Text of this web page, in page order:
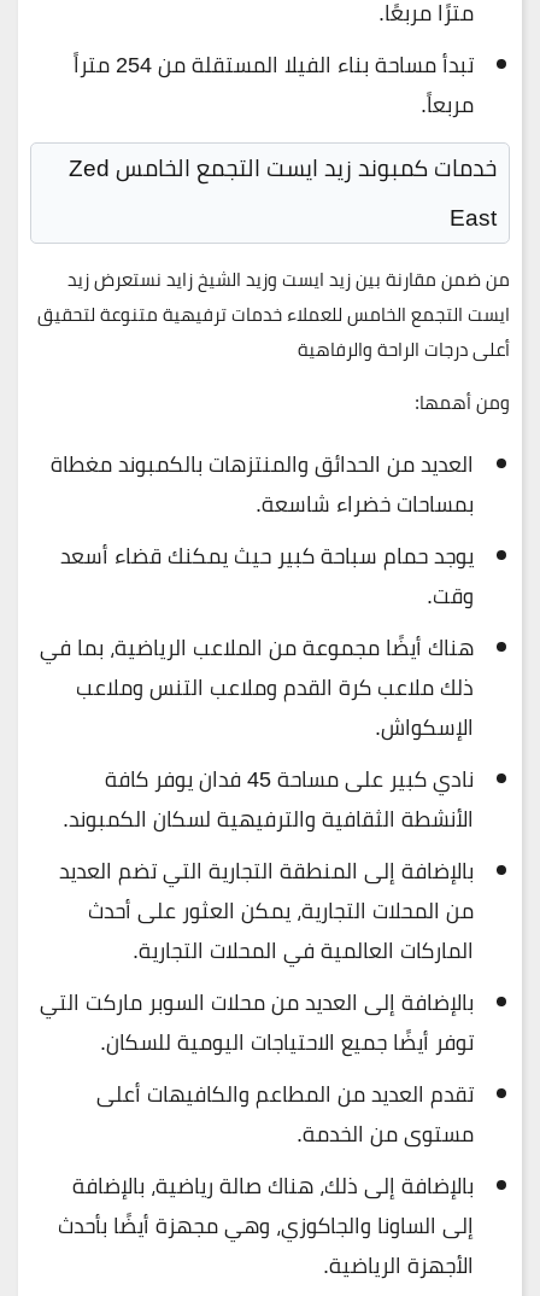
مترًا مربعًا.
تبدأ مساحة بناء الفيلا المستقلة من 254 متراً
مربعاً.
خدمات كمبوند زيد ايست التجمع الخامس Zed
East
من ضمن مقارنة بين زيد ايست وزيد الشيخ زايد نستعرضزيد
ايست التجمع الخامس للعملاء خدمات ترفيهية متنوعة لتحقيق
أعلى درجات الراحة والرفاهية
ومن أهمها:
العديد من الحدائق والمنتزهات بالكمبوند مغطاة
بمساحات خضراء شاسعة.
يوجد حمام سباحة كبير حيث يمكنك قضاء أسعد
وقت.
هناك أيضًا مجموعة من الملاعب الرياضية، بما في
ذلك ملاعب كرة القدم وملاعب التنس وملاعب
الإسكواش.
نادي كبير على مساحة 45 فدان يوفر كافة
الأنشطة الثقافية والترفيهية لسكان الكمبوند.
بالإضافة إلى المنطقة التجارية التي تضم العديد
من المحلات التجارية، يمكن العثور على أحدث
الماركات العالمية في المحلات التجارية.
بالإضافة إلى العديد من محلات السوبر ماركت التي
توفر أيضًا جميع الاحتياجات اليومية للسكان.
تقدم العديد من المطاعم والكافيهات أعلى
مستوى من الخدمة.
بالإضافة إلى ذلك، هناك صالة رياضية، بالإضافة
إلى الساونا والجاكوزي، وهي مجهزة أيضًا بأحدث
الأجهزة الرياضية.